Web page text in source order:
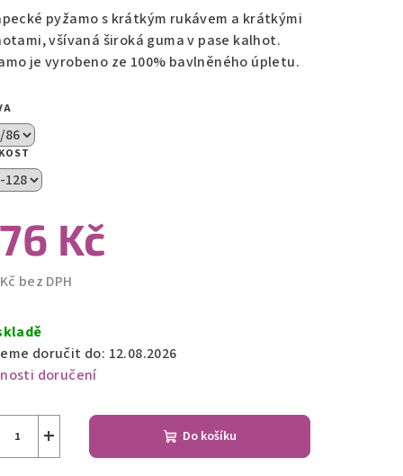
pyžamo s krátkým rukávem a krátkými
všívaná široká guma v pase kalhot.
je vyrobeno ze 100% bavlněného úpletu.
Kč
bez DPH
doručit do: 12.08.2026
doručení
+ Do košíku